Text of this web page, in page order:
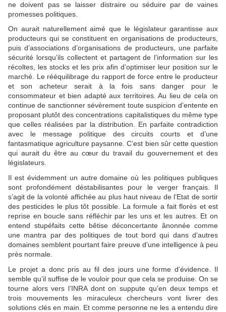
ne doivent pas se laisser distraire ou séduire par de vaines
promesses politiques.
On aurait naturellement aimé que le législateur garantisse aux
producteurs qui se constituent en organisations de producteurs,
puis d’associations d’organisations de producteurs, une parfaite
sécurité lorsqu’ils collectent et partagent de l’information sur les
récoltes, les stocks et les prix afin d’optimiser leur position sur le
marché. Le rééquilibrage du rapport de force entre le producteur
et son acheteur serait à la fois sans danger pour le
consommateur et bien adapté aux territoires. Au lieu de cela on
continue de sanctionner sévèrement toute suspicion d’entente en
proposant plutôt des concentrations capitalistiques du même type
que celles réalisées par la distribution. En parfaite contradiction
avec le message politique des circuits courts et d’une
fantasmatique agriculture paysanne. C’est bien sûr cette question
qui aurait du être au cœur du travail du gouvernement et des
législateurs.
Il est évidemment un autre domaine où les politiques publiques
sont profondément déstabilisantes pour le verger français. Il
s’agit de la volonté affichée au plus haut niveau de l’Etat de sortir
des pesticides le plus tôt possible. La formule a fait florès et est
reprise en boucle sans réfléchir par les uns et les autres. Et on
entend stupéfaits cette bêtise déconcertante ânonnée comme
une mantra par des politiques de tout bord qui dans d’autres
domaines semblent pourtant faire preuve d’une intelligence à peu
près normale.
Le projet a donc pris au fil des jours une forme d’évidence. Il
semble qu’il suffise de le vouloir pour que cela se produise. On se
tourne alors vers l’INRA dont on suppute qu’en deux temps et
trois mouvements les miraculeux chercheurs vont livrer des
solutions clés en main. Et comme personne ne les a entendu dire